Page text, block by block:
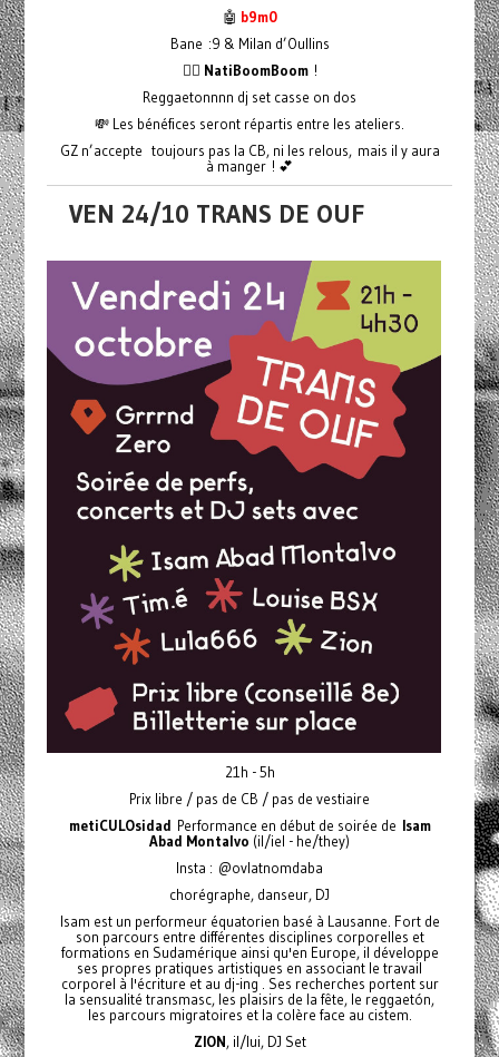
🤖 b9m0
Bane :9 & Milan d’Oullins
❤️‍🔥 NatiBoomBoom !
Reggaetonnnn dj set casse on dos
💸 Les bénéfices seront répartis entre les ateliers.
GZ n’accepte toujours pas la CB, ni les relous, mais il y aura
à manger ! 💕
VEN 24/10 TRANS DE OUF
21h - 5h
Prix libre / pas de CB / pas de vestiaire
metiCULOsidad Performance en début de soirée de Isam
Abad Montalvo (il/iel - he/they)
Insta : @ovlatnomdaba
chorégraphe, danseur, DJ
Isam est un performeur équatorien basé à Lausanne. Fort de
son parcours entre différentes disciplines corporelles et
formations en Sudamérique ainsi qu'en Europe, il développe
ses propres pratiques artistiques en associant le travail
corporel à l'écriture et au dj-ing . Ses recherches portent sur
la sensualité transmasc, les plaisirs de la fête, le reggaetón,
les parcours migratoires et la colère face au cistem.
ZION, il/lui, DJ Set